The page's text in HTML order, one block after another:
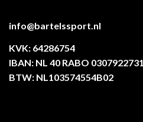
info@bartelssport.nl
KVK: 64286754
IBAN: NL 40 RABO 0307922731
BTW: NL103574554B02